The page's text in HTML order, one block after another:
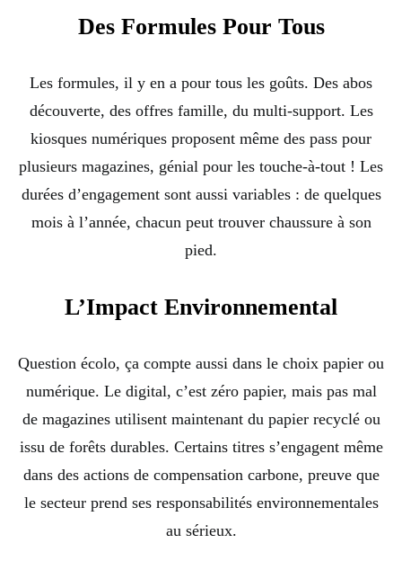
Des Formules Pour Tous
Les formules, il y en a pour tous les goûts. Des abos
découverte, des offres famille, du multi-support. Les
kiosques numériques proposent même des pass pour
plusieurs magazines, génial pour les touche-à-tout ! Les
durées d’engagement sont aussi variables : de quelques
mois à l’année, chacun peut trouver chaussure à son
pied.
L’Impact Environnemental
Question écolo, ça compte aussi dans le choix papier ou
numérique. Le digital, c’est zéro papier, mais pas mal
de magazines utilisent maintenant du papier recyclé ou
issu de forêts durables. Certains titres s’engagent même
dans des actions de compensation carbone, preuve que
le secteur prend ses responsabilités environnementales
au sérieux.